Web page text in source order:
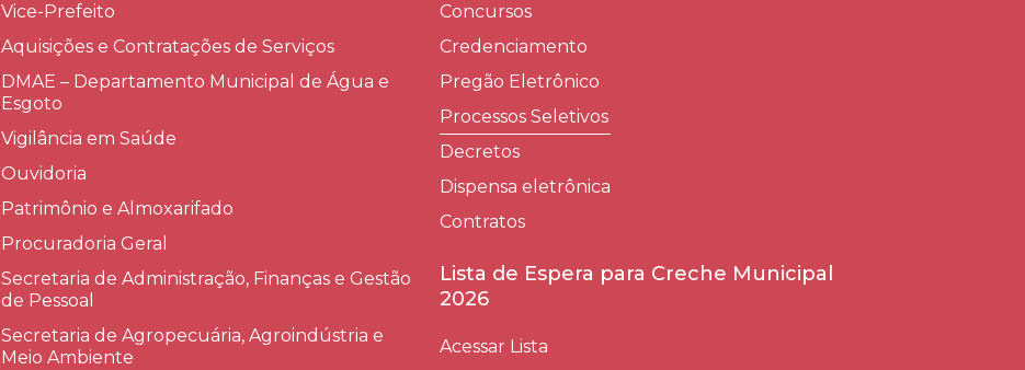
Vice-Prefeito
Aquisições e Contratações de Serviços​
DMAE – Departamento Municipal de Água e
Esgoto
Vigilância em Saúde
Ouvidoria
Patrimônio e Almoxarifado
Procuradoria Geral
Secretaria de Administração, Finanças e Gestão
de Pessoal
Secretaria de Agropecuária, Agroindústria e
Meio Ambiente
Concursos
Credenciamento
Pregão Eletrônico
Processos Seletivos
Decretos
Dispensa eletrônica
Contratos
Lista de Espera para Creche Municipal
2026
Acessar Lista